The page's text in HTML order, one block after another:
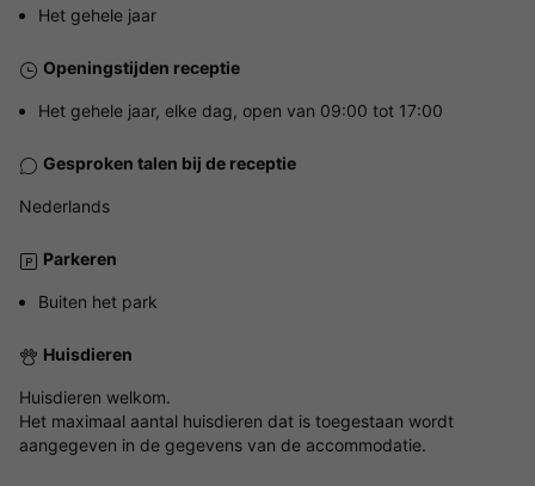
Het gehele jaar
Openingstijden receptie
Het gehele jaar, elke dag, open van 09:00 tot 17:00
Gesproken talen bij de receptie
Nederlands
Parkeren
Buiten het park
Huisdieren
Huisdieren welkom.
Het maximaal aantal huisdieren dat is toegestaan wordt
aangegeven in de gegevens van de accommodatie.